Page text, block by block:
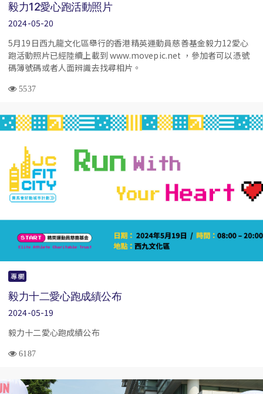
毅力12愛心跑活動照片
2024-05-20
5月19日西九龍文化區舉行的香港精英運動員慈善基金毅力12愛心
跑活動照片已經陸續上載到 www.movepic.net ，參加者可以憑號
碼簿號碼或者人面辨識去找尋相片。
5537
專欄
毅力十二愛心跑成績公布
2024-05-19
毅力十二愛心跑成績公布
6187